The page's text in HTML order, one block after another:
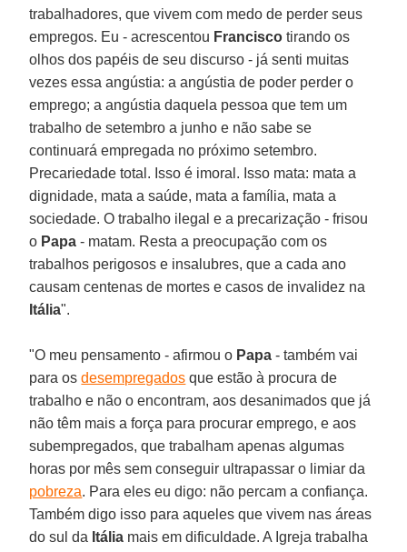
trabalhadores, que vivem com medo de perder seus
empregos. Eu - acrescentou Francisco tirando os
olhos dos papéis de seu discurso - já senti muitas
vezes essa angústia: a angústia de poder perder o
emprego; a angústia daquela pessoa que tem um
trabalho de setembro a junho e não sabe se
continuará empregada no próximo setembro.
Precariedade total. Isso é imoral. Isso mata: mata a
dignidade, mata a saúde, mata a família, mata a
sociedade. O trabalho ilegal e a precarização - frisou
o Papa - matam. Resta a preocupação com os
trabalhos perigosos e insalubres, que a cada ano
causam centenas de mortes e casos de invalidez na
Itália".
"O meu pensamento - afirmou o Papa - também vai
para osdesempregados que estão à procura de
trabalho e não o encontram, aos desanimados que já
não têm mais a força para procurar emprego, e aos
subempregados, que trabalham apenas algumas
horas por mês sem conseguir ultrapassar o limiar da
pobreza. Para eles eu digo: não percam a confiança.
Também digo isso para aqueles que vivem nas áreas
do sul da Itália mais em dificuldade. A Igreja trabalha